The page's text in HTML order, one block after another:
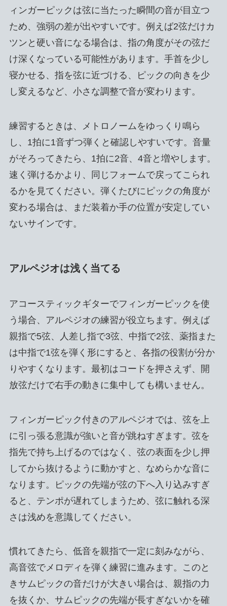
ィンガーピックは弦に当たった瞬間の音が目立つ
ため、強弱の差が出やすいです。例えば2弦だけカ
ツンと硬い音になる場合は、指の角度がその弦だ
け深くなっている可能性があります。手首を少し
寝かせる、指を弦に近づける、ピックの向きを少
し変えるなど、小さな調整で音が変わります。
練習するときは、メトロノームをゆっくり鳴ら
し、1拍に1音ずつ弾くと確認しやすいです。音量
がそろってきたら、1拍に2音、4音と増やします。
速く弾けるかより、同じフォームで戻ってこられ
るかを見てください。弾くたびにピックの角度が
変わる場合は、まだ装着か手の位置が安定してい
ないサインです。
アルペジオは浅く当てる
アコースティックギターでフィンガーピックを使
う場合、アルペジオの練習が役立ちます。例えば
親指で5弦、人差し指で3弦、中指で2弦、薬指また
は中指で1弦を弾く形にすると、各指の役割が分か
りやすくなります。最初はコードを押さえず、開
放弦だけで右手の動きに集中しても構いません。
フィンガーピック付きのアルペジオでは、弦を上
に引っ張る意識が強いと音が跳ねすぎます。弦を
指先で持ち上げるのではなく、弦の表面を少し押
してから抜けるように動かすと、なめらかな音に
なります。ピックの先端が弦の下へ入り込みすぎ
ると、テンポが遅れてしまうため、弦に触れる深
さは浅めを意識してください。
慣れてきたら、低音を親指で一定に刻みながら、
高音弦でメロディを弾く練習に進みます。このと
きサムピックの音だけが大きい場合は、親指の力
を抜くか、サムピックの先端が長すぎないかを確